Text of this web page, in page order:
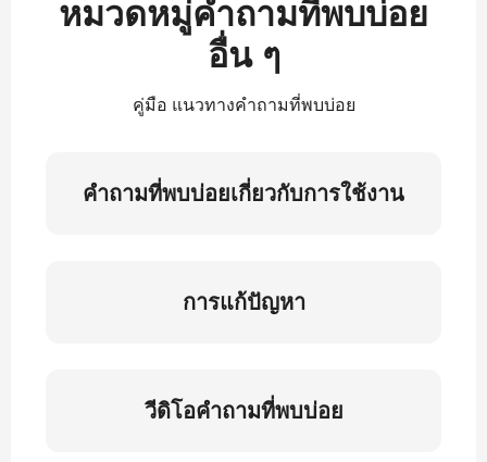
หมวดหมู่คำถามที่พบบ่อย
อื่น ๆ
คู่มือ แนวทางคำถามที่พบบ่อย
คำถามที่พบบ่อยเกี่ยวกับการใช้งาน
การแก้ปัญหา
วีดิโอคำถามที่พบบ่อย